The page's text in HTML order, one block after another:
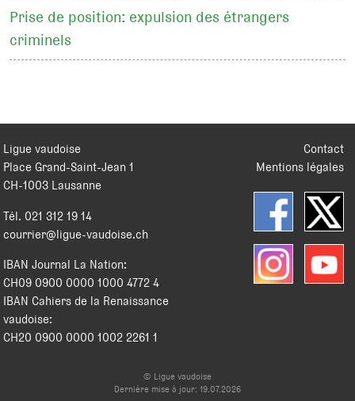
Prise de position: expulsion des étrangers
criminels
Contact
Mentions légales
Ligue vaudoise
Place Grand-Saint-Jean 1
CH-1003 Lausanne
Tél. 021 312 19 14
courrier@ligue-vaudoise.ch
IBAN Journal La Nation:
CH09 0900 0000 1000 4772 4
IBAN Cahiers de la Renaissance
vaudoise:
CH20 0900 0000 1002 2261 1
© Ligue vaudoise
Dernière mise à jour: 19.07.2026